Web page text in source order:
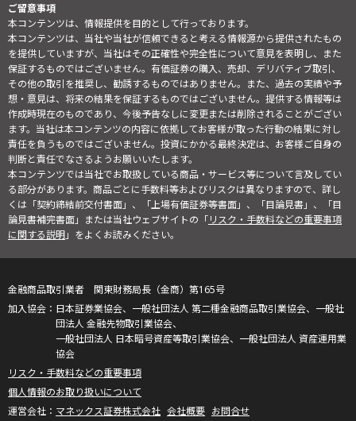
ご留意事項
本コンテンツは、情報提供を目的として行っております。
本コンテンツは、当社や当社が信頼できると考える情報源から提供されたもの
を提供していますが、当社はその正確性や完全性について意見を表明し、また
保証するものではございません。有価証券の購入、売却、デリバティブ取引、
その他の取引を推奨し、勧誘するものではありません。また、過去の実績や予
想・意見は、将来の結果を保証するものではございません。提供する情報等は
作成時現在のものであり、今後予告なしに変更または削除されることがござい
ます。当社は本コンテンツの内容に依拠してお客様が取った行動の結果に対し
責任を負うものではございません。投資にかかる最終決定は、お客様ご自身の
判断と責任でなさるようお願いいたします。
本コンテンツでは当社でお取扱している商品・サービス等について言及してい
る部分があります。商品ごとに手数料等およびリスクは異なりますので、詳し
くは「契約締結前交付書面」、「上場有価証券等書面」、「目論見書」、「目
論見書補完書面」または当社ウェブサイトの「リスク・手数料などの重要事項
に関する説明」をよくお読みください。
金融商品取引業者 関東財務局長（金商）第165号
日本証券業協会、一般社団法人 第二種金融商品取引業協会、一般社
団法人 金融先物取引業協会、
一般社団法人 日本暗号資産等取引業協会、一般社団法人 資産運用業
協会
リスク・手数料などの重要事項
個人情報のお取り扱いについて
マネックス証券株式会社 会社概要 お問合せ